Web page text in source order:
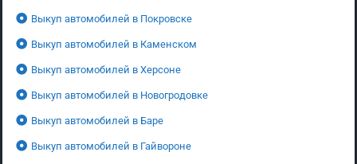
Выкуп автомобилей в Покровске
Выкуп автомобилей в Каменском
Выкуп автомобилей в Херсоне
Выкуп автомобилей в Новогродовке
Выкуп автомобилей в Баре
Выкуп автомобилей в Гайвороне